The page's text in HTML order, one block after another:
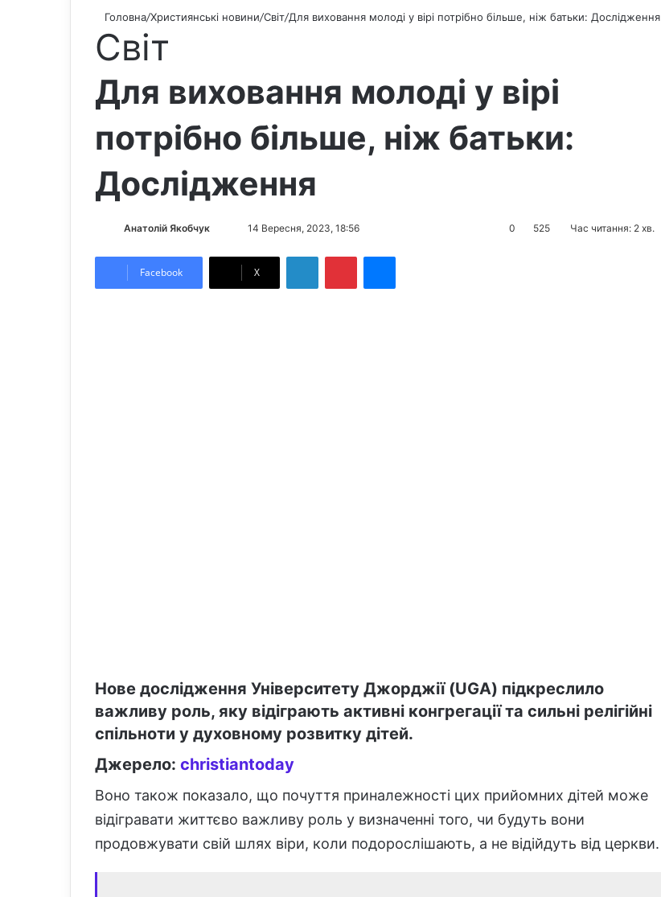
Головна/Християнські новини/Світ/Для виховання молоді у вірі потрібно більше, ніж батьки: Дослідження
Світ
Для виховання молоді у вірі
потрібно більше, ніж батьки:
Дослідження
Анатолій Якобчук
l d
14 Вересня, 2023, 18:56 0 525 Час читання: 2 хв.
Facebook X
Нове дослідження Університету Джорджії (UGA) підкреслило
важливу роль, яку відіграють активні конгрегації та сильні релігійні
спільноти у духовному розвитку дітей.
Джерело: christiantoday
Воно також показало, що почуття приналежності цих прийомних дітей може
відігравати життєво важливу роль у визначенні того, чи будуть вони
продовжувати свій шлях віри, коли подорослішають, а не відійдуть від церкви.